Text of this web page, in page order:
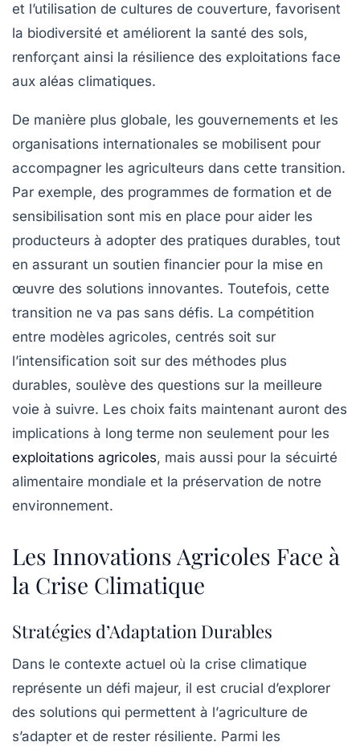
et l’utilisation de cultures de couverture, favorisent
la biodiversité et améliorent la santé des sols,
renforçant ainsi la résilience des exploitations face
aux aléas climatiques.
De manière plus globale, les gouvernements et les
organisations internationales se mobilisent pour
accompagner les agriculteurs dans cette transition.
Par exemple, des programmes de formation et de
sensibilisation sont mis en place pour aider les
producteurs à adopter des pratiques durables, tout
en assurant un soutien financier pour la mise en
œuvre des solutions innovantes. Toutefois, cette
transition ne va pas sans défis. La compétition
entre modèles agricoles, centrés soit sur
l’intensification soit sur des méthodes plus
durables, soulève des questions sur la meilleure
voie à suivre. Les choix faits maintenant auront des
implications à long terme non seulement pour les
exploitations agricoles, mais aussi pour la sécuirté
alimentaire mondiale et la préservation de notre
environnement.
Les Innovations Agricoles Face à
la Crise Climatique
Stratégies d’Adaptation Durables
Dans le contexte actuel où la crise climatique
représente un défi majeur, il est crucial d’explorer
des solutions qui permettent à l’agriculture de
s’adapter et de rester résiliente. Parmi les